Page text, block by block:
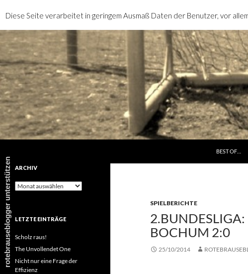
BEST OF…
SPIELBERICHTE
2.BUNDESLIGA:
BOCHUM 2:0
25/10/2014
ARCHIV
Archiv
LETZTE EINTRÄGE
Scholz raus!
The Unvollendet One
Nicht nur eine Frage der
Effizienz
Diese Seite verarbeitet in geringem Ausmaß Daten der Benutzer, vor
rotebrauseblogger unterstützen